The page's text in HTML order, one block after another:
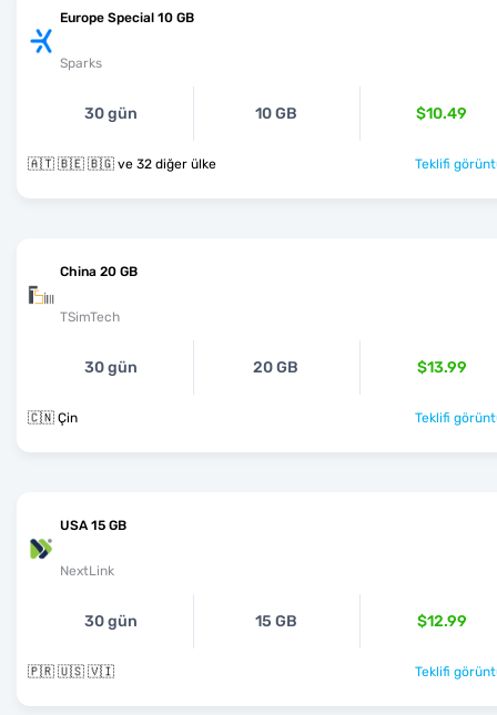
Europe Special 10 GB
Sparks
30 gün 10 GB $10.49
🇦🇹 🇧🇪 🇧🇬 ve 32 diğer ülke Teklifi
China 20 GB
TSimTech
30 gün 20 GB $13.99
🇨🇳 Çin Teklifi
USA 15 GB
NextLink
30 gün 15 GB $12.99
🇵🇷 🇺🇸 🇻🇮 Teklifi